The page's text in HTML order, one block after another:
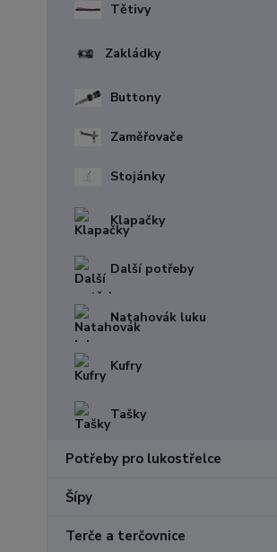
Tětivy
Zakládky
Buttony
Zaměřovače
Stojánky
Klapačky
Další potřeby
Natahovák luku
Kufry
Tašky
Potřeby pro lukostřelce
Šípy
Terče a terčovnice